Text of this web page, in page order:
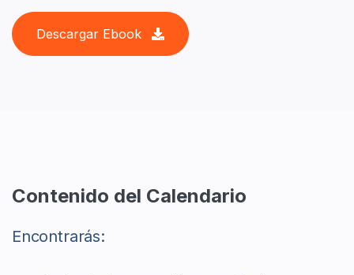
Descargar Ebook
Contenido del Calendario
Encontrarás: